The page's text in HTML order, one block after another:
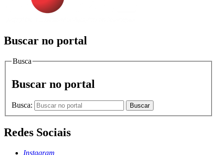
Buscar no portal
Busca
Buscar no portal
Busca: Buscar
Redes Sociais
Instagram